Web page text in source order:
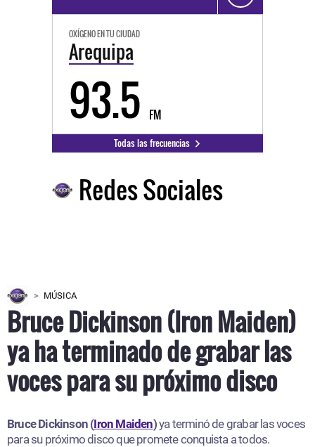
OXÍGENO EN TU CIUDAD
Arequipa
93.5 FM
Todas las frecuencias
Redes Sociales
MÚSICA
Bruce Dickinson (Iron Maiden)
ya ha terminado de grabar las
voces para su próximo disco
Bruce Dickinson (Iron Maiden)ya terminó de grabar las voces
para su próximo disco que promete conquista a todos.